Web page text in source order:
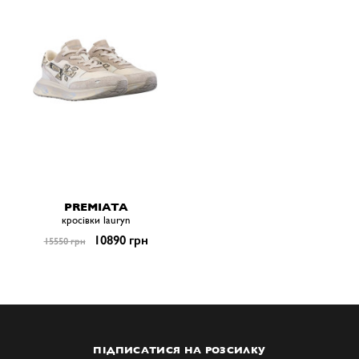
PREMIATA
кросівки lauryn
15550 грн 10890 грн
ПІДПИСАТИСЯ НА РОЗСИЛКУ